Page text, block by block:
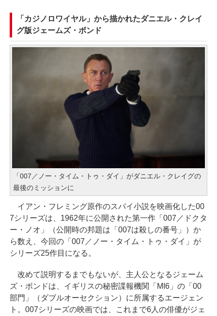
「カジノロワイヤル」から描かれたダニエル・クレイ
グ版ジェームズ・ボンド
「007／ノー・タイム・トゥ・ダイ」がダニエル・クレイグの
最後のミッションに
イアン・フレミング原作のスパイ小説を映画化した00
7シリーズは、1962年に公開された第一作「007／ドクタ
ー・ノオ」（公開時の邦題は「007は殺しの番号」）か
ら数え、今回の「007／ノー・タイム・トゥ・ダイ」が
シリーズ25作目になる。
改めて説明するまでもないが、主人公となるジェーム
ズ・ボンドは、イギリスの秘密諜報機関「MI6」の「00
部門」（ダブルオーセクション）に所属するエージェン
ト。007シリーズの映画では、これまで6人の俳優がジェ